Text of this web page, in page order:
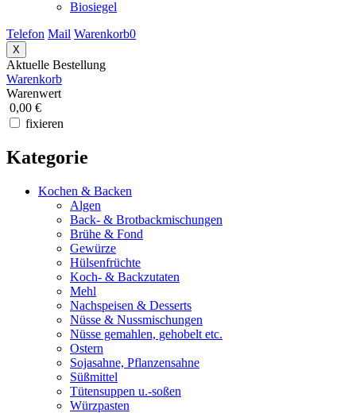
Biosiegel
Telefon Mail Warenkorb0
X
Aktuelle Bestellung
Warenkorb
Warenwert
0,00 €
fixieren
Kategorie
Kochen & Backen
Algen
Back- & Brotbackmischungen
Brühe & Fond
Gewürze
Hülsenfrüchte
Koch- & Backzutaten
Mehl
Nachspeisen & Desserts
Nüsse & Nussmischungen
Nüsse gemahlen, gehobelt etc.
Ostern
Sojasahne, Pflanzensahne
Süßmittel
Tütensuppen u.-soßen
Würzpasten